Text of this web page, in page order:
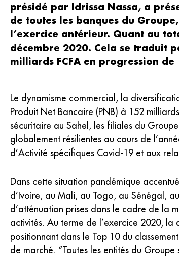
présidé par Idrissa Nassa, a
de toutes les banques du
l’exercice antérieur. Quant au
décembre 2020. Cela se traduit
milliards FCFA en progression de
Le dynamisme commercial, la
Produit Net Bancaire (PNB) à 152
sécuritaire au Sahel, les filiales du
globalement résilientes au cours de
d’Activité spécifiques Covid-19 et aux
Dans cette situation pandémique
d’Ivoire, au Mali, au Togo, au Sénégal,
d’atténuation prises dans le cadre de la
activités. Au terme de l’exercice 2020,
positionnant dans le Top 10 du
de marché. “Toutes les entités du